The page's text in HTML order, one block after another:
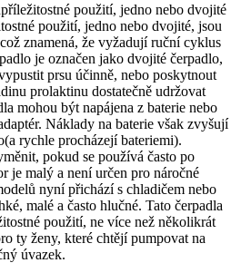
příležitostné použití, jedno nebo dvojité
použití, jedno nebo dvojité, jsou
znamená, že vyžadují ruční cyklus
je označen jako dvojité čerpadlo,
prsu účinně, nebo poskytnout
prolaktinu dostatečně udržovat
mohou být napájena z baterie nebo
Náklady na baterie však zvyšují
rychle procházejí bateriemi).
pokud se používá často po
je malý a není určen pro náročné
nyní přichází s chladičem nebo
malé a často hlučné. Tato čerpadla
použití, ne více než několikrát
ty ženy, které chtějí pumpovat na
úvazek.